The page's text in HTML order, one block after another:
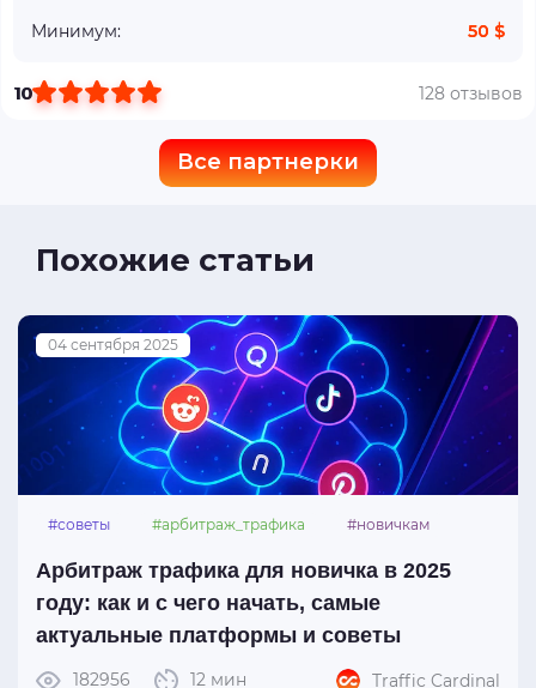
Минимум:
50 $
10 128 отзывов
Все партнерки
Похожие статьи
04 сентября 2025
#советы #арбитраж_трафика
#новичкам
Арбитраж трафика для новичка в 2025
году: как и с чего начать, самые
актуальные платформы и советы
182956 12 мин Traffic Cardinal